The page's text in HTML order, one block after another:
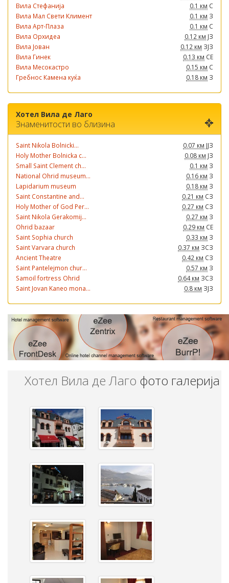
Вила Стефанија
0.1 км С
Вила Мал Свети Климент
0.1 км З
Вила Арт-Плаза
0.1 км С
Вила Орхидеа
0.12 км ЈЗ
Вила Јован
0.12 км ЗЈЗ
Вила Гинек
0.13 км СЕ
Вила Месокастро
0.15 км С
Гребнос Камена куќа
0.18 км З
Хотел Вила де Лаго
Знаменитости во близина
Saint Nikola Bolnicki... 0.07 км ЈЈЗ
Holy Mother Bolnicka c...
0.08 км ЈЗ
Small Saint Clement ch...
0.1 км З
National Ohrid museum...
0.16 км З
Lapidarium museum
0.18 км З
Saint Constantine and...
0.21 км СЗ
Holy Mother of God Per...
0.27 км СЗ
Saint Nikola Gerakomij...
0.27 км З
Ohrid bazaar
0.29 км СЕ
Saint Sophia church
0.33 км З
Saint Varvara church
0.37 км ЗСЗ
Ancient Theatre
0.42 км СЗ
Saint Pantelejmon chur...
0.57 км З
Samoil fortress Ohrid
0.64 км ЗСЗ
Saint Jovan Kaneo mona...
0.8 км ЗЈЗ
Хотел Вила де Лаго фото галерија